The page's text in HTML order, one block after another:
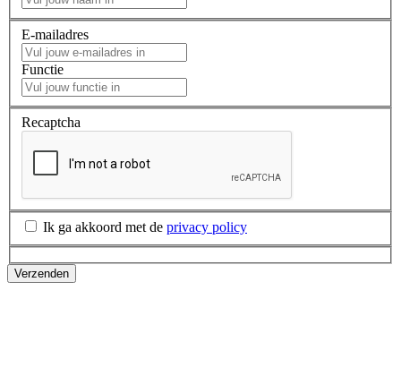
E-mailadres
Functie
Recaptcha
Ik ga akkoord met de privacy policy